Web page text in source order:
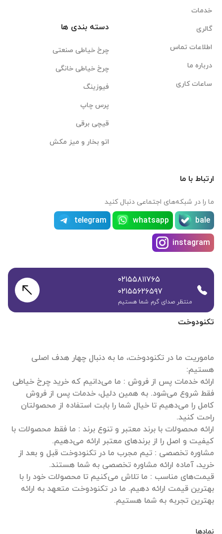
تکنودوخت
ماموریت ما در تکنودوخت، ما به دنبال چهار هدف اصلی
ارائه خدمات پس از فروش : ما می‌دانیم که خرید چرخ خیاطی
فقط شروع می‌شود. به همین دلیل، خدمات پس از فروش
کامل را می‌دهیم تا خیال شما را بابت استفاده از محصولتان
ارائه محصولات با برند معتبر و تنوع برند : ما فقط محصولات با
مشاوره تخصصی : تیم مجرب ما در تکنودوخت قبل و بعد از
قیمت‌های مناسب : ما تلاش می‌کنیم تا محصولات خود را با
بهترین قیمت ارائه دهیم. ما در تکنودوخت متعهد به ارائه
بهترین تجربه به شما هستیم.
نمادها
خدمات
گالری
اطلاعات تماس
درباره ما
ساعات کاری
دسته بندی ها
چرخ خیاطی صنعتی
چرخ خیاطی خانگی
فیوزینگ
پرس چاپ
قیچی برقی
اتو بخار و میز مکش
ارتباط با ما
ما را در شبکه‌های اجتماعی دنبال کنید
bale
whatsapp
telegram
instagram
۰۲۱۵۵۸۱۱۷۶۵
۰۲۱۵۵۶۲۶۵۹۷
منتظر صدای گرم شما هستیم